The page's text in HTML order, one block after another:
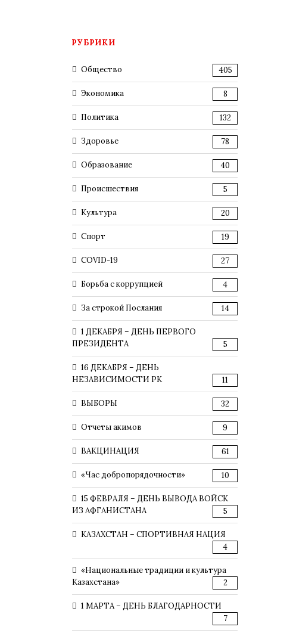
РУБРИКИ
Общество 405
Экономика 8
Политика 132
Здоровье 78
Образование 40
Происшествия 5
Культура 20
Спорт 19
COVID-19 27
Борьба с коррупцией 4
За строкой Послания 14
1 ДЕКАБРЯ – ДЕНЬ ПЕРВОГО
ПРЕЗИДЕНТА
5
16 ДЕКАБРЯ – ДЕНЬ
НЕЗАВИСИМОСТИ РК
11
ВЫБОРЫ 32
Отчеты акимов 9
ВАКЦИНАЦИЯ 61
«Час добропорядочности» 10
15 ФЕВРАЛЯ – ДЕНЬ ВЫВОДА ВОЙСК
ИЗ АФГАНИСТАНА
5
КАЗАХСТАН – СПОРТИВНАЯ НАЦИЯ
4
«Национальные традиции и культура
Казахстана»
2
1 МАРТА – ДЕНЬ БЛАГОДАРНОСТИ
7